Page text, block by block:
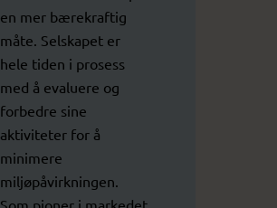
en mer bærekraftig
måte. Selskapet er
hele tiden i prosess
med å evaluere og
forbedre sine
aktiviteter for å
minimere
miljøpåvirkningen.
Som pioner i markedet